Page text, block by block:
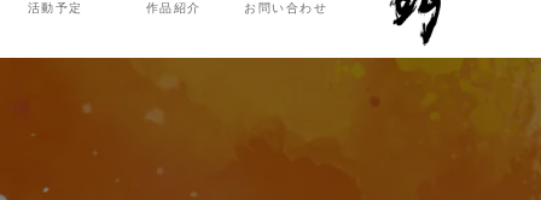
活動予定 作品紹介 お問い合わせ